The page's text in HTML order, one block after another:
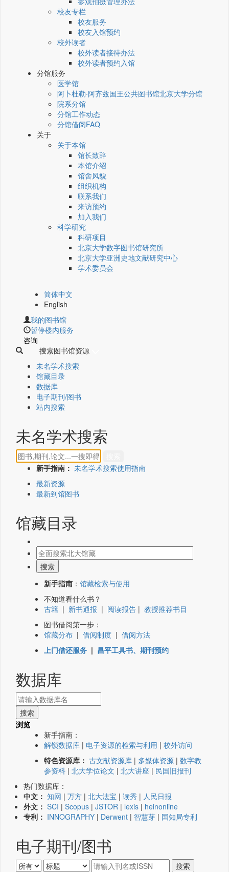
校友专栏
校友服务
校友入馆预约
校外读者
校外读者接待办法
校外读者预约入馆
分馆服务
医学馆
阿卜杜勒·阿齐兹国王公共图书馆北京大学分馆
院系分馆
分馆工作动态
分馆借阅FAQ
关于
关于本馆
馆长致辞
本馆介绍
馆舍风貌
组织机构
联系我们
来访预约
加入我们
科学研究
科研项目
北京大学数字图书馆研究所
北京大学亚洲史地文献研究中心
学术委员会
简体中文
English
我的图书馆
暂停楼内服务
咨询
搜索图书馆资源
未名学术搜索
馆藏目录
数据库
电子期刊/图书
站内搜索
未名学术搜索
新手指南： 未名学术搜索使用指南
最新资源
最新到馆图书
馆藏目录
新手指南 ： 馆藏检索与使用
不知道看什么书？
古籍 | 新书通报 | 阅读报告 | 教授推荐书目
图书借阅第一步：
馆藏分布 | 借阅制度 | 借阅方法
上门借还服务 | 昌平工具书、期刊预约
数据库
浏览
新手指南：
解锁数据库 | 电子资源的检索与利用 | 校外访问
特色资源库： 古文献资源库 | 多媒体资源 | 数字教
参资料 | 北大学位论文 | 北大讲座 | 民国旧报刊
热门数据库：
中文： 知网 | 万方 | 北大法宝 | 读秀 | 人民日报
外文： SCI | Scopus | JSTOR | lexis | heinonline
专利： INNOGRAPHY | Derwent | 智慧芽 | 国知局专利
电子期刊/图书